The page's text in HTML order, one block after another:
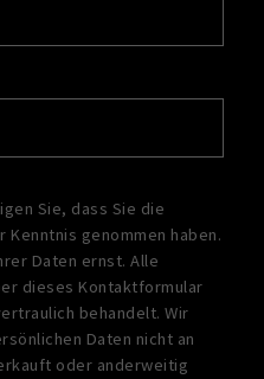
Sie, dass Sie die
Kenntnis genommen haben.
Daten ernst. Alle
dieses Kontaktformular
behandelt. Wir
Daten nicht an
oder anderweitig